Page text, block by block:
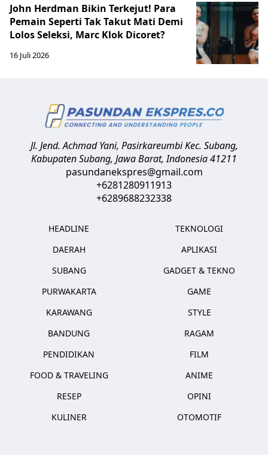
John Herdman Bikin Terkejut! Para
Pemain Seperti Tak Takut Mati Demi
Lolos Seleksi, Marc Klok Dicoret?
16 Juli 2026
Jl. Jend. Achmad Yani, Pasirkareumbi Kec. Subang,
Kabupaten Subang, Jawa Barat,Indonesia41211
pasundanekspres@gmail.com
+6281280911913
+6289688232338
HEADLINE
DAERAH
SUBANG
PURWAKARTA
KARAWANG
BANDUNG
PENDIDIKAN
FOOD & TRAVELING
RESEP
KULINER
TEKNOLOGI
APLIKASI
GADGET & TEKNO
GAME
STYLE
RAGAM
FILM
ANIME
OPINI
OTOMOTIF